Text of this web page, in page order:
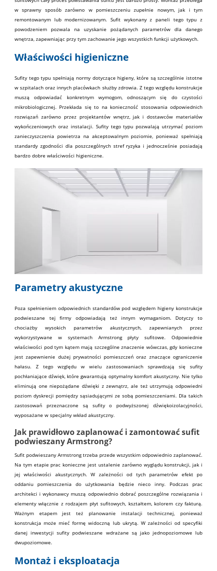
w sprawny sposób zarówno w pomieszczeniu zupełnie nowym, jak i tym
remontowanym lub modernizowanym. Sufit wykonany z paneli tego typu z
powodzeniem pozwala na uzyskanie pożądanych parametrów dla danego
wnętrza, zapewniając przy tym zachowanie jego wszystkich funkcji użytkowych.
Właściwości higieniczne
Sufity tego typuspełniają normy dotyczące higieny , które są szczególnie istotne
w szpitalach oraz innych placówkach służby zdrowia. Z tego względu konstrukcje
muszą odpowiadać konkretnym wymogom, odnoszącym się do czystości
mikrobiologicznej. Przekłada się to na konieczność stosowania odpowiednich
rozwiązań zarówno przez projektantów wnętrz, jak i dostawców materiałów
wykończeniowych oraz instalacji. Sufity tego typu pozwalają utrzymać poziom
zanieczyszczenia powietrza na akceptowalnym poziomie, ponieważ spełniają
standardy zgodności dla poszczególnych stref ryzyka i jednocześnie posiadają
bardzo dobre właściwości higieniczne.
Parametry akustyczne
Poza spełnieniem odpowiednich standardów pod względem higieny konstrukcje
podwieszane tej firmy odpowiadają też innym wymaganiom. Dotyczy to
chociażby wysokich parametrów akustycznych , zapewnianych przez
wykorzystywane w systemach Armstrong płyty sufitowe. Odpowiednie
właściwości pod tym kątem mają szczególne znaczenie wówczas, gdy konieczne
jest zapewnienie dużej prywatności pomieszczeń oraz znaczące ograniczenie
hałasu. Z tego względu w wielu zastosowaniach sprawdzają się sufity
pochłaniające dźwięk, które gwarantują optymalny komfort akustyczny. Nie tylko
eliminują one niepożądane dźwięki z zewnątrz, ale też utrzymują odpowiedni
poziom dyskrecji pomiędzy sąsiadującymi ze sobą pomieszczeniami. Dla takich
zastosowań przeznaczone są sufity o podwyższonej dźwiękoizolacyjności,
wyposażane w specjalny wkład akustyczny.
Jak prawidłowo zaplanować i zamontować sufit
podwieszany Armstrong?
Sufit podwieszany Armstrong trzeba przede wszystkim odpowiednio zaplanować.
Na tym etapie prac konieczne jest ustalenie zarówno wyglądu konstrukcji, jak i
jej właściwości akustycznych. W zależności od tych parametrów efekt po
oddaniu pomieszczenia do użytkowania będzie nieco inny. Podczas prac
architekci i wykonawcy muszą odpowiednio dobrać poszczególne rozwiązania i
elementy włącznie z rodzajem płyt sufitowych, kształtem, kolorem czy fakturą.
Ważnym etapem jest też planowanie instalacji technicznej, ponieważ
konstrukcja może mieć formę widoczną lub ukrytą. W zależności od specyfiki
danej inwestycji sufity podwieszane wdrażane są jako jednopoziomowe lub
dwupoziomowe.
Montaż i eksploatacja